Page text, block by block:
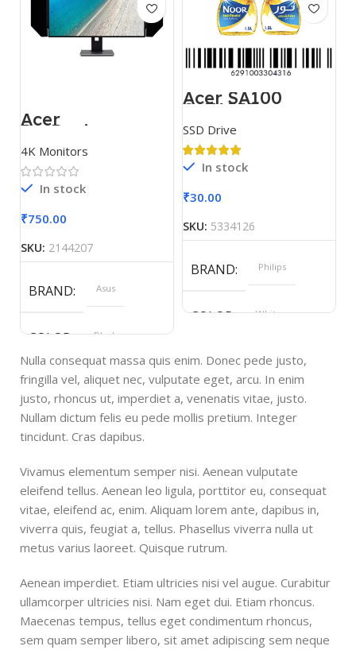
Acer
ProDesigner
PE320QK
4K Monitors
In stock
₹750.00
SKU: 2144207
BRAND Asus
COLOR Black
Acer SA100
SATAIII
SSD Drive
In stock
₹30.00
SKU: 5334126
BRAND Philips
COLOR White
SIZE 360x208x425 mm
Nulla consequat massa quis enim. Donec pede justo,
fringilla vel, aliquet nec, vulputate eget, arcu. In enim
justo, rhoncus ut, imperdiet a, venenatis vitae, justo.
Nullam dictum felis eu pede mollis pretium. Integer
tincidunt. Cras dapibus.
Vivamus elementum semper nisi. Aenean vulputate
eleifend tellus. Aenean leo ligula, porttitor eu, consequat
vitae, eleifend ac, enim. Aliquam lorem ante, dapibus in,
viverra quis, feugiat a, tellus. Phasellus viverra nulla ut
metus varius laoreet. Quisque rutrum.
Aenean imperdiet. Etiam ultricies nisi vel augue. Curabitur
ullamcorper ultricies nisi. Nam eget dui. Etiam rhoncus.
Maecenas tempus, tellus eget condimentum rhoncus,
sem quam semper libero, sit amet adipiscing sem neque